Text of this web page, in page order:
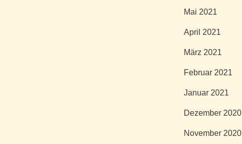
Mai 2021
April 2021
März 2021
Februar 2021
Januar 2021
Dezember 2020
November 2020